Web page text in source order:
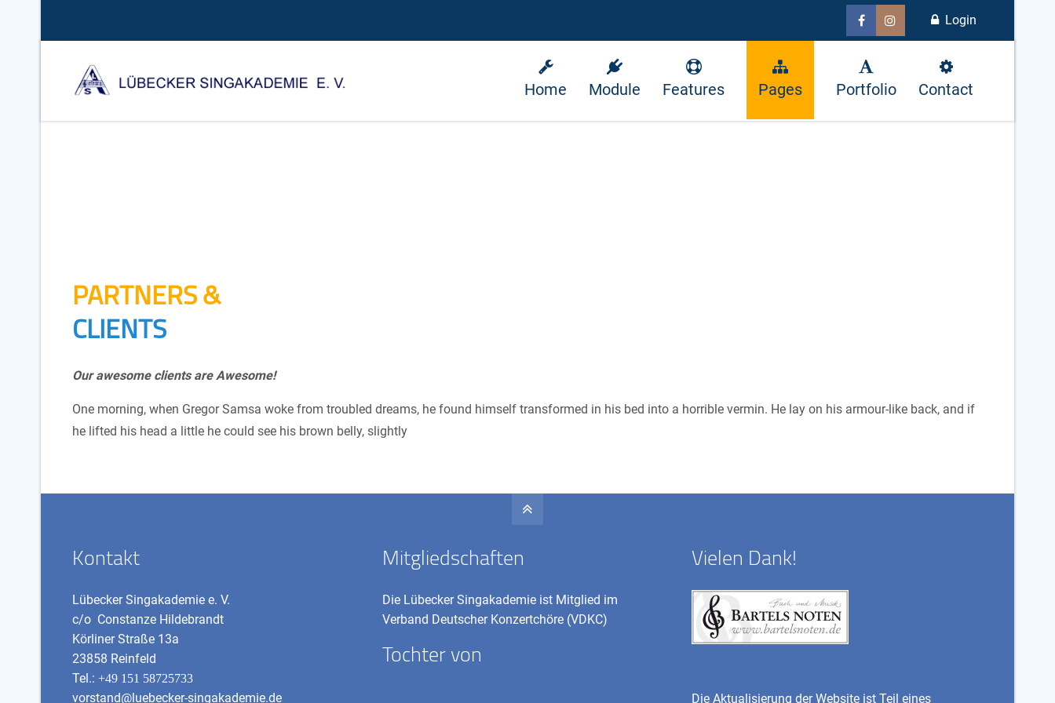
Login
Home Module Features Pages Portfolio Contact
PARTNERS &
CLIENTS
Our awesome clients are Awesome!
One morning, when Gregor Samsa woke from troubled dreams, he found himself transformed in his bed into a horrible vermin. He lay on his armour-like back, and if
he lifted his head a little he could see his brown belly, slightly
Kontakt
Lübecker Singakademie e. V.
c/o Constanze Hildebrandt
Körliner Straße 13a
23858 Reinfeld
Tel.:+49 151 58725733
vorstand@luebecker-singakademie.de
Mitgliedschaften
Die Lübecker Singakademie ist Mitglied im
Verband Deutscher Konzertchöre (VDKC)
Tochter von
Vielen Dank!
Die Aktualisierung der Website ist Teil eines